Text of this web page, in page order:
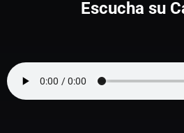
Escucha su